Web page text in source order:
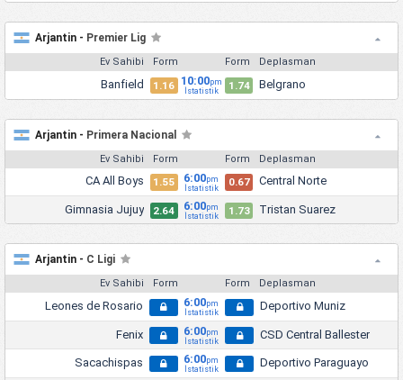
Arjantin - Premier Lig
Ev Sahibi Form Form Deplasman
Banfield 1.16 10:00pm
İstatistik
1.74 Belgrano
Arjantin - Primera Nacional
Ev Sahibi Form Form Deplasman
CA All Boys 1.55 6:00pm
İstatistik
0.67 Central Norte
Gimnasia Jujuy 2.64 6:00pm
İstatistik
1.73 Tristan Suarez
Arjantin - C Ligi
Ev Sahibi Form Form Deplasman
Leones de Rosario 6:00pm
İstatistik
Deportivo Muniz
Fenix 6:00pm
İstatistik
CSD Central Ballester
Sacachispas 6:00pm
İstatistik
Deportivo Paraguayo